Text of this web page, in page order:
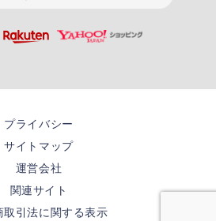
プライバシー
サイトマップ
運営会社
関連サイト
取引法に関する表示